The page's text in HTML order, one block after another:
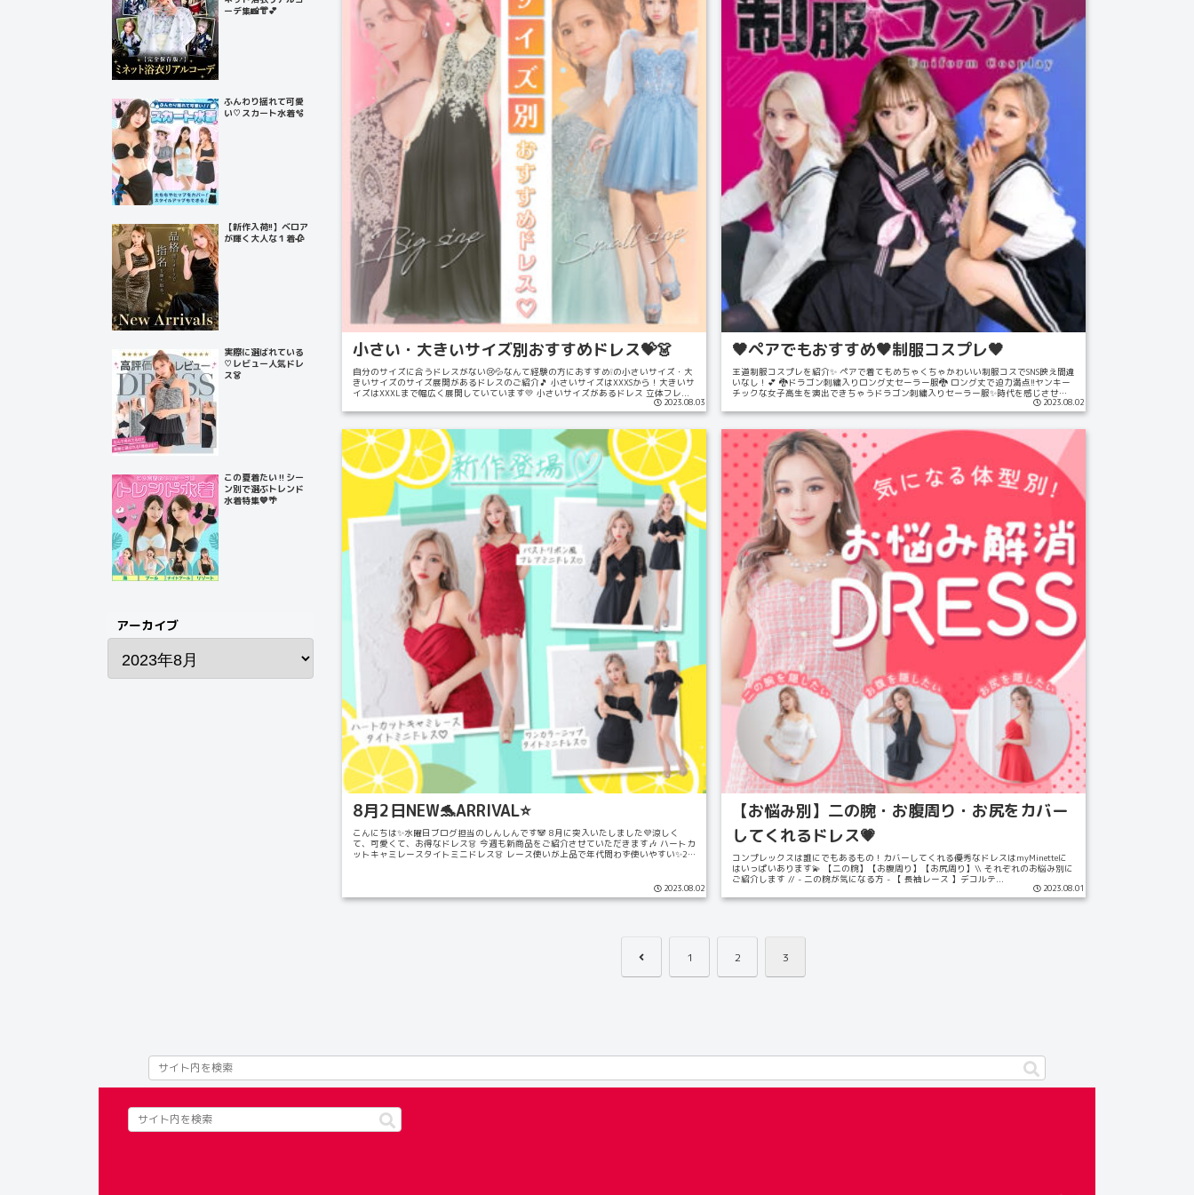
小さい・大きいサイズ別おすすめドレス💝👗
自分のサイズに合うドレスがない😢💦なんて経験の方におすすめ❕の小さいサイズ・大
きいサイズのサイズ展開があるドレスのご紹介🎵 小さいサイズはXXXSから！大きいサ
イズはXXXLまで幅広く展開していています💛 小さいサイズがあるドレス 立体フレ...
2023.08.03
🖤ペアでもおすすめ🖤制服コスプレ🖤
王道制服コスプレを紹介✨ ペアで着てもめちゃくちゃかわいい制服コスでSNS映え間違
いなし！💕 🐉ドラゴン刺繍入りロング丈セーラー服🐉 ロング丈で迫力満点!!ヤンキー
チックな女子高生を演出できちゃうドラゴン刺繍入りセーラー服✨時代を感じさせ
2023.08.02
8月2日NEW🐬ARRIVAL⭐️
こんにちは✨水曜日ブログ担当のしんしんです🐼 8月に突入いたしました💜涼しく
て、可愛くて、お得なドレス👗 今週も新商品をご紹介させていただきます🎶 ハートカ
ットキャミレースタイトミニドレス👗 レース使いが上品で年代問わず使いやすい✨2
2023.08.02
【お悩み別】二の腕・お腹周り・お尻をカバー
してくれるドレス💗
コンプレックスは誰にでもあるもの！カバーしてくれる優秀なドレスはmyMinetteに
はいっぱいあります💫 【二の腕】【お腹周り】【お尻周り】\\ それぞれのお悩み別に
ご紹介します // - 二の腕が気になる方 - 【 長袖レース 】デコルテ...
2023.08.01
前 1 2 3
ーデ集📸👘💕
ふんわり揺れて可愛
い♡スカート水着🫧
【新作入荷!!】ベロア
が輝く大人な１着🥀
実際に選ばれている
♡レビュー人気ドレ
ス👗
この夏着たい‼️シー
ン別で選ぶトレンド
水着特集💙🌴
アーカイブ